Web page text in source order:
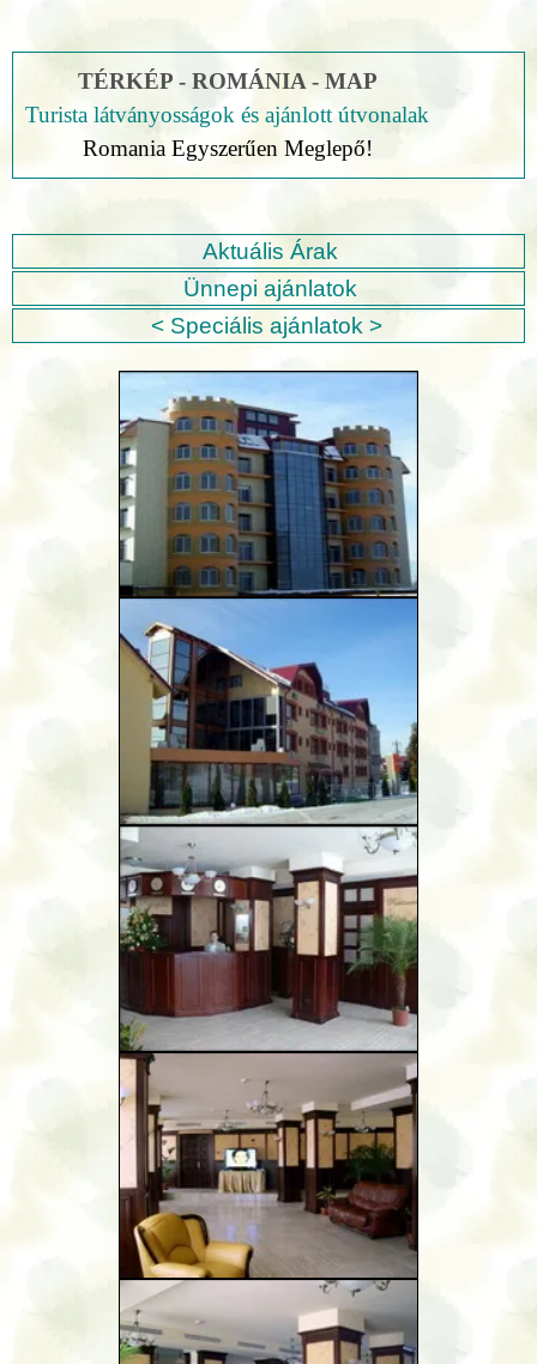
TÉRKÉP - ROMÁNIA - MAP
Turista látványosságok és ajánlott útvonalak
Romania Egyszerűen Meglepő!
Aktuális Árak
Ünnepi ajánlatok
< Speciális ajánlatok >